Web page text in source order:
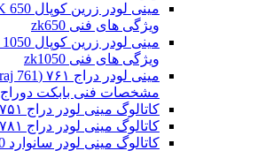
ویژگی های فنی zk650
ویژگی های فنی zk1050
مشخصات فنی بابکت دوراج
کاتالوگ مینی لودر دراج ۷۵۱ (Doraj 751)
کاتالوگ مینی لودر دراج ۷۸۱ (Doraj 781)
کاتالوگ مینی لودر سانوارد Sunward SWL 3210